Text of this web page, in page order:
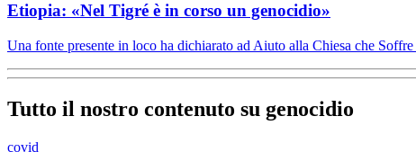
Etiopia: «Nel Tigré è in corso un genocidio»
Una fonte presente in loco ha dichiarato ad Aiuto alla Chiesa che
Tutto il nostro contenuto su genocidio
covid